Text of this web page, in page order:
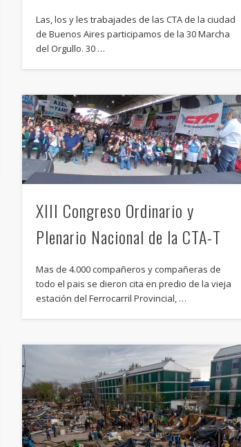
Las, los y les trabajades de las CTA de la ciudad
de Buenos Aires participamos de la 30 Marcha
del Orgullo. 30 …
XIII Congreso Ordinario y
Plenario Nacional de la CTA-T
Mas de 4.000 compañeros y compañeras de
todo el pais se dieron cita en predio de la vieja
estación del Ferrocarril Provincial, …